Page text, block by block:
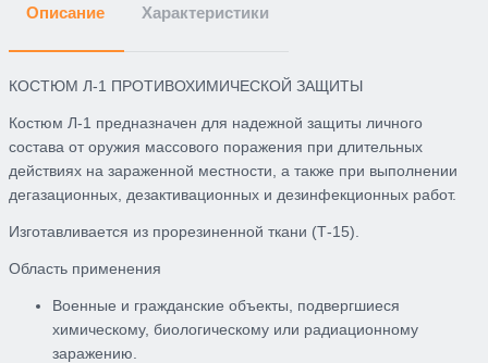
Описание Характеристики
КОСТЮМ Л-1 ПРОТИВОХИМИЧЕСКОЙ ЗАЩИТЫ
Костюм Л-1 предназначен для надежной защиты личного
состава от оружия массового поражения при длительных
действиях на зараженной местности, а также при выполнении
дегазационных, дезактивационных и дезинфекционных работ.
Изготавливается из прорезиненной ткани (Т-15).
Область применения
Военные и гражданские объекты, подвергшиеся
химическому, биологическому или радиационному
заражению.